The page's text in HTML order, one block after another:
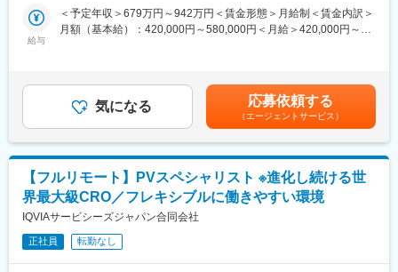
・医療用眼科薬の開発・販売：緑内障、ドライアイ、網膜疾患な
どの治療薬など
◇参考ページ
・ドクターから信頼されるわけ
https://www.santen.com/jp/recruit/graduate/special_reason
・当社だからできる「目」への挑戦
https://www.santen.com/jp/recruit/graduate/special_challenge
変更の範囲：会社の定める業務
安全性サポート、安全性情報の提供、臨床・薬事部門との連携を
通じた開発戦略への安全性知見の統合を担います。
・日本の規制要件への対応（PMDA報告含む）を確保し、グロー
バルチームと連携して一貫した安全性活動を推進いただきます。
・監査・査察対応、プロセス改善提案、ベンダー管理・監督、PV
■ポジションの魅力
当ポジションはGlobal組織に属し、世界とつながった環境で業務
に携わるまたとない機会が得られます。また地域を越えて同僚と
協力し、多様な規制環境に対応する実務経験を積むことができま
す。
薬物安全監視に関する専門知識を深めるだけでなく、影響力のあ
給与
＜予定年収＞679万円～942万円＜賃金形態＞月給制＜賃金内訳＞
月額（基本給）：420,000円～580,000円＜月給＞420,000円～
なる）：78,000円（東京・独身・最大）116,000円（東京・3人以
下・最大額）、143,000円（東京、4人以上・最大額）賃金はあく
までも目安の金額であり、選考を通じて上下する可能性がありま
す。月給(月額)は固定手当を含めた表記です。
気になる 応募依頼する
（エージェントサービス）
【フルリモート】PVスペシャリスト ※進化し続ける世
界最大級CRO／フレキシブルに働きやすい環境
IQVIAサービシーズジャパン合同会社
正社員 転勤なし